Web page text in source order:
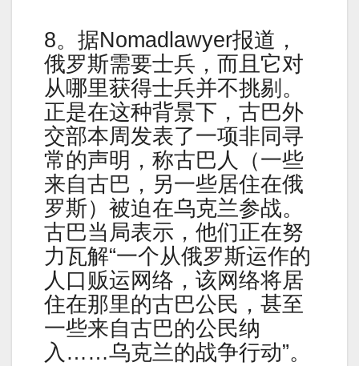
8。据Nomadlawyer报道，
俄罗斯需要士兵，而且它对
从哪里获得士兵并不挑剔。
正是在这种背景下，古巴外
交部本周发表了一项非同寻
常的声明，称古巴人（一些
来自古巴，另一些居住在俄
罗斯）被迫在乌克兰参战。
古巴当局表示，他们正在努
力瓦解“一个从俄罗斯运作的
人口贩运网络，该网络将居
住在那里的古巴公民，甚至
一些来自古巴的公民纳
入……乌克兰的战争行动”。